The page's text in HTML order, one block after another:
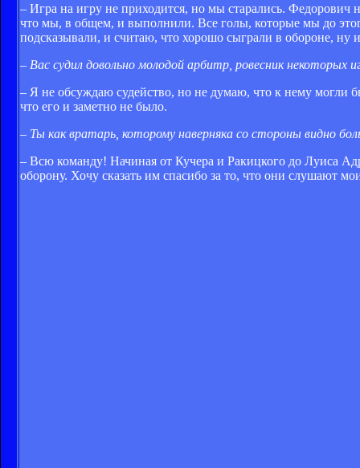
– Игра на игру не приходится, но мы старались.
что мы, в общем, и выполнили. Все голы, которые мы до
подсказывали, и считаю, что хорошо сыграли в обороне, ну
– Вас судил довольно молодой арбитр, ровесник некоторых
– Я не обсуждаю судейство, но не думаю, что к нему могли
что его и заметно не было.
– Ты как вратарь, которому наверняка со стороны видно
– Всю команду! Начиная от Кучера и Ракицкого до Луиса
оборону. Хочу сказать им спасибо за то, что они слушают